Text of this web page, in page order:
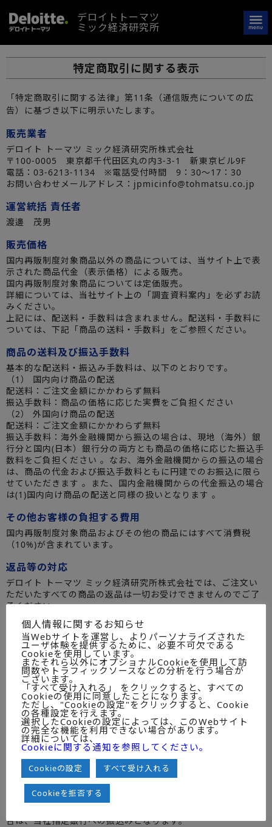
デロイトトーマツ
ミック経済研究所
特定商取引に関する表示
「特定商取引に関する法律」第11条（通信販売についての広
告）に基づき以下に明示いたします。
販売業者
デロイト トーマツ ミック経済研究所株式会社
〒100-0005 東京都千代田区丸の内3-3-1 新東京ビル9F
電話：03-6213-1134 ※電話受付時間 9：30〜17：30
お問い合わせメールアドレス：jpmicinfo@tohmatsu.co.jp
運営統括 責任者
渡邊 茂男
販売価格
国内再販制度対象商品以外の商品については、当サイト上で表
示された商品代金（表示価格）による販売。
国内再販制度対象商品については定価販売。
詳細については、当社サイト上の「調査資料案内」を必ずお読
みください。
上記には、配送料・手数料は含まれません。配送料・手数料に
ついては、下記「商品の送料・手数料」をご参照ください。
商品の送料及び振込手数料
基本的な配送料・振込み手数料は、以下のとおりです。
（1） 国内向け商品の配送
配送料：ご注文金額にかかわらず無料
振込手数料：商品の価格に応じた実費をご負担ください
（2） 外国向け商品の配送
配送料：ご注文金額にかかわらず無料
振込手数料：海外金融機関から振込の場合は、現地（海外）銀
行分と国内(日本）銀行分の両方とも商品の価格に応じた振込手
数料をご負担ください 。なお、海外金融機関からの振込の場合
は、商品の代金および振込手数料ともに円建でのお振込に限ら
せていただきます 。また、国内金融機関からの代金振込の場合
は(1)国内向け商品の配送と同様の扱いとなります 。
その他お客様の負担する費用
国内再販制度対象商品およびその他の商品にはすべて消費税
（10%)が含まれています。
返品等の対応
デロイト トーマツ ミック経済研究所株式会社では、ご注文い
ただいたすべての商品の返品は一切お受けできませんのでご了
承ください。
商品引渡時期
お客様が商品の注文を確定してから、デロイト トーマツ ミッ
ク経済研究所株式会社が商品を発送するまでに要する日数（通
常１営業日）に、配送にかかる日数（通常１～２営業日）を加
えた期間が、商品がお客様のお手元に到着するまでの日数、す
なわち商品の引渡時期となります。 ただし、お取引が初めての
場合、入金確認の後商品の配送となる場合もございますので、
ご了承ください。 また、外国向け商品、つまり海外企業様から
のご注文については、すべて入金確認後商品の配送手続きをい
たします。その際の引渡し時期については、地域ごとに異なり
ますので、その都度ご相談ください。
支払い方法
国内再販制度対象商品を除くすべての商品に関する支払いは、
当社指定銀行への振込みとさせていただきます。
合は、当社指定銀行への振込みとなります。
個人情報に関するお知らせ
当Webサイトを運営し、よりパーソナライズされた
ユーザ体験を提供するために、必要不可欠である
Cookieを使用しています。
またそれら以外にオプショナルCookieを使用して訪
問数やトラフィックソースなどの分析を行う場合が
ございます。
「すべて受け入れる」 をクリックすると、すべての
Cookieの使用に同意したことになります。
ただし、"Cookieの設定"をクリックすると、Cookie
の各種設定を行えます。
選択したCookieの設定によっては、このWebサイト
の完全な機能を利用できない場合があります。
詳細については、
Cookieに関する通知を参照してください。
Cookieの設定 すべて受け入れる
Cookieを拒否する